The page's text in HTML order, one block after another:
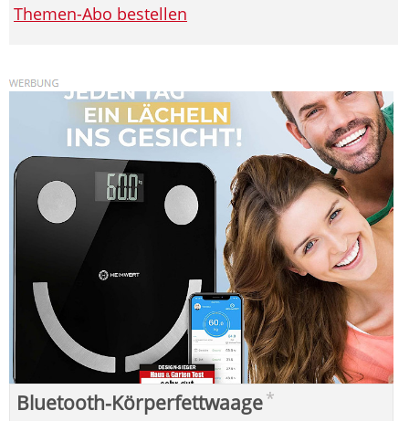
Themen-Abo bestellen
Bluetooth-Körperfettwaage*